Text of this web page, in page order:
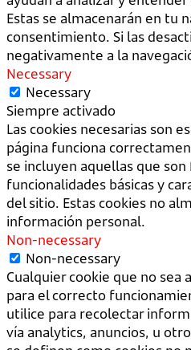
Estas se almacenarán en tu
consentimiento. Si las
negativamente a la
Necessary
Necessary
Siempre activado
Las cookies necesarias son
página funciona
se incluyen aquellas que
funcionalidades básicas y
del sitio. Estas cookies no
información personal.
Non-necessary
Non-necessary
Cualquier cookie que no
para el correcto
utilice para recolectar
vía analytics, anuncios, u